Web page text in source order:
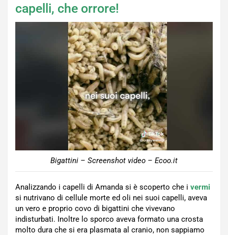
capelli, che orrore!
Bigattini – Screenshot video – Ecoo.it
Analizzando i capelli di Amanda si è scoperto che i vermi
si nutrivano di cellule morte ed oli nei suoi capelli, aveva
un vero e proprio covo di bigattini che vivevano
indisturbati. Inoltre lo sporco aveva formato una crosta
molto dura che si era plasmata al cranio, non sappiamo